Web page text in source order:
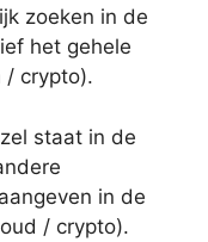
zoeken in de
het gehele
/ crypto).
staat in de
in de
/ crypto).